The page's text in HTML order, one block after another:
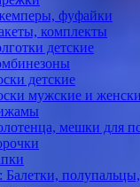
фуфайки
комплекты
детские
детские
мужские и
мешки для